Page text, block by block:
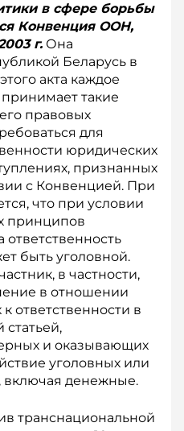
в сфере борьбы
Конвенция ООН,
г. Она
Беларусь в
акта каждое
принимает такие
правовых
для
юридических
признанных
с Конвенцией. При
что при условии
принципов
ответственность
быть уголовной.
в частности,
в отношении
ответственности в
статьей,
и оказывающих
уголовных или
включая денежные.
транснациональной